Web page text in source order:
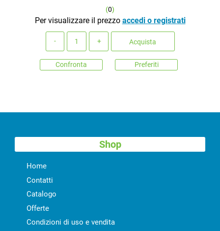
(0)
Per visualizzare il prezzo accedi o registrati
Acquista
Confronta Preferiti
Shop
Home
Contatti
Catalogo
Offerte
Condizioni di uso e vendita